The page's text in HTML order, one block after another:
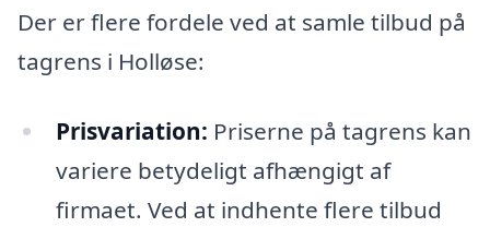
Der er flere fordele ved at samle tilbud på
tagrens i Holløse:
Prisvariation: Priserne på tagrens kan
variere betydeligt afhængigt af
firmaet. Ved at indhente flere tilbud